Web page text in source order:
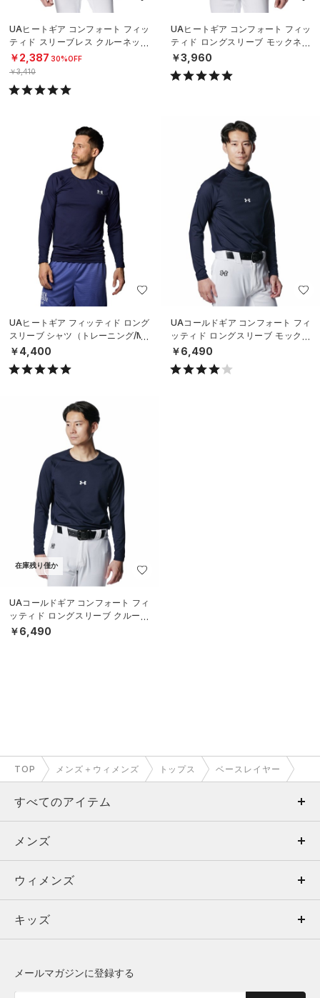
UAヒートギア コンフォート フィッ
ティド スリーブレス クルーネック
シャツ（ベースボール/MEN）
￥2,387 30%OFF
￥3,410
UAヒートギア コンフォート フィッ
ティド ロングスリーブ モックネッ
ク シャツ（ベースボール/MEN）
￥3,960
UAヒートギア フィッティド ロング
スリーブ シャツ（トレーニング/ME
N）
￥4,400
UAコールドギア コンフォート フィ
ッティド ロングスリーブ モックネ
ック シャツ（ベースボール/MEN）
￥6,490
在庫残り僅か
UAコールドギア コンフォート フィ
ッティド ロングスリーブ クルーネ
ック シャツ（ベースボール/MEN）
￥6,490
TOP メンズ＋ウィメンズ トップス ベースレイヤー
すべてのアイテム
メンズ
ウィメンズ
キッズ
メンズ
トップス
ボトムス
ウィメンズ
トップス
キッズ
メールマガジンに登録する